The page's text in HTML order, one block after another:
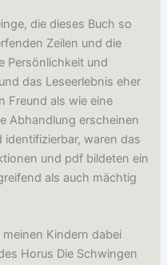
die dieses Buch so
Zeilen und die
Persönlichkeit und
das Leseerlebnis eher
Freund als wie eine
Abhandlung erscheinen
identifizierbar, waren das
und pdf bildeten ein
als auch mächtig
Kindern dabei
Horus Die Schwingen